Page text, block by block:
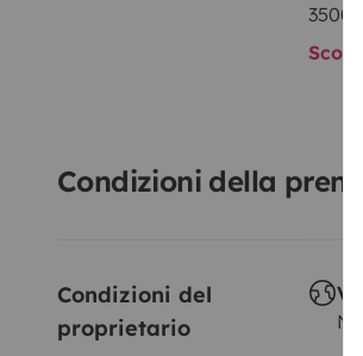
3500
Condizioni della
Condizioni del
proprietario